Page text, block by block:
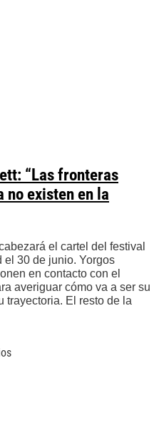
“Las fronteras
existen en la
el cartel del festival
el 30 de junio. Yorgos
en contacto con el
averiguar cómo va a ser su
trayectoria. El resto de la